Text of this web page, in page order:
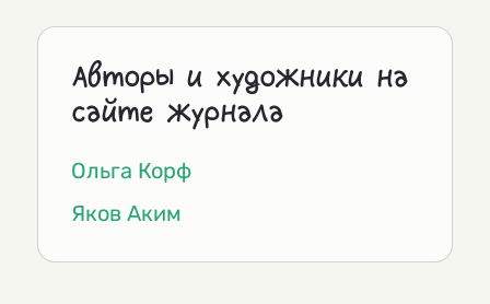
Авторы и художники на
сайте журнала
Ольга Корф
Яков Аким